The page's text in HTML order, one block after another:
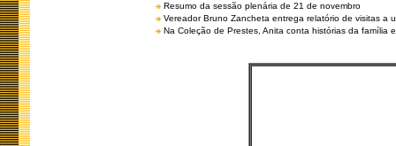
Resumo da sessão plenária de 21 de novembro
Vereador Bruno Zancheta entrega relatório de visitas a
Na Coleção de Prestes, Anita conta histórias da família